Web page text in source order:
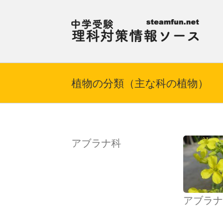
植物の分類（主な科の植物）
アブラナ科
アブラナ